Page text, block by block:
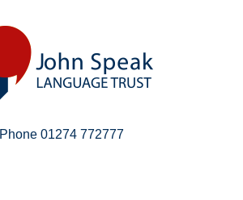
Phone 01274 772777